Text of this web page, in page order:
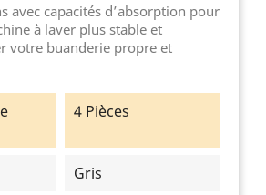
avec capacités d’absorption pour
à laver plus stable et
votre buanderie propre et
4 Pièces
Gris